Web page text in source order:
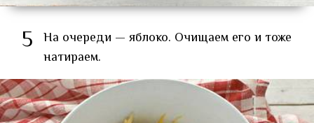
5 На очереди — яблоко. Очищаем его и тоже
натираем.